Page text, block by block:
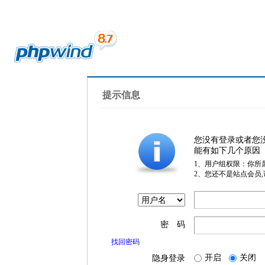
提示信息
您没有登录或者您
能有如下几个原因
1、用户组权限：你所
2、您还不是站点会员
密 码
找回密码
隐身登录 开启 关闭